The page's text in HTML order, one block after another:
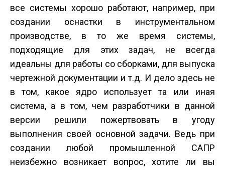
все системы хорошо работают, например, при
создании оснастки в инструментальном
производстве, в то же время системы,
подходящие для этих задач, не всегда
идеальны для работы со сборками, для выпуска
чертежной документации и т.д. И дело здесь не
в том, какое ядро использует та или иная
система, а в том, чем разработчики в данной
версии решили пожертвовать в угоду
выполнения своей основной задачи. Ведь при
создании любой промышленной САПР
неизбежно возникает вопрос, хотите ли вы